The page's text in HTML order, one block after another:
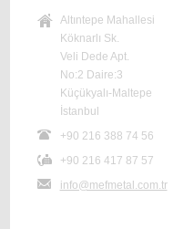
Altıntepe Mahallesi
Köknarlı Sk.
Veli Dede Apt.
No:2 Daire:3
Küçükyalı-Maltepe
İstanbul
+90 216 388 74 56
+90 216 417 87 57
info@mefmetal.com.tr